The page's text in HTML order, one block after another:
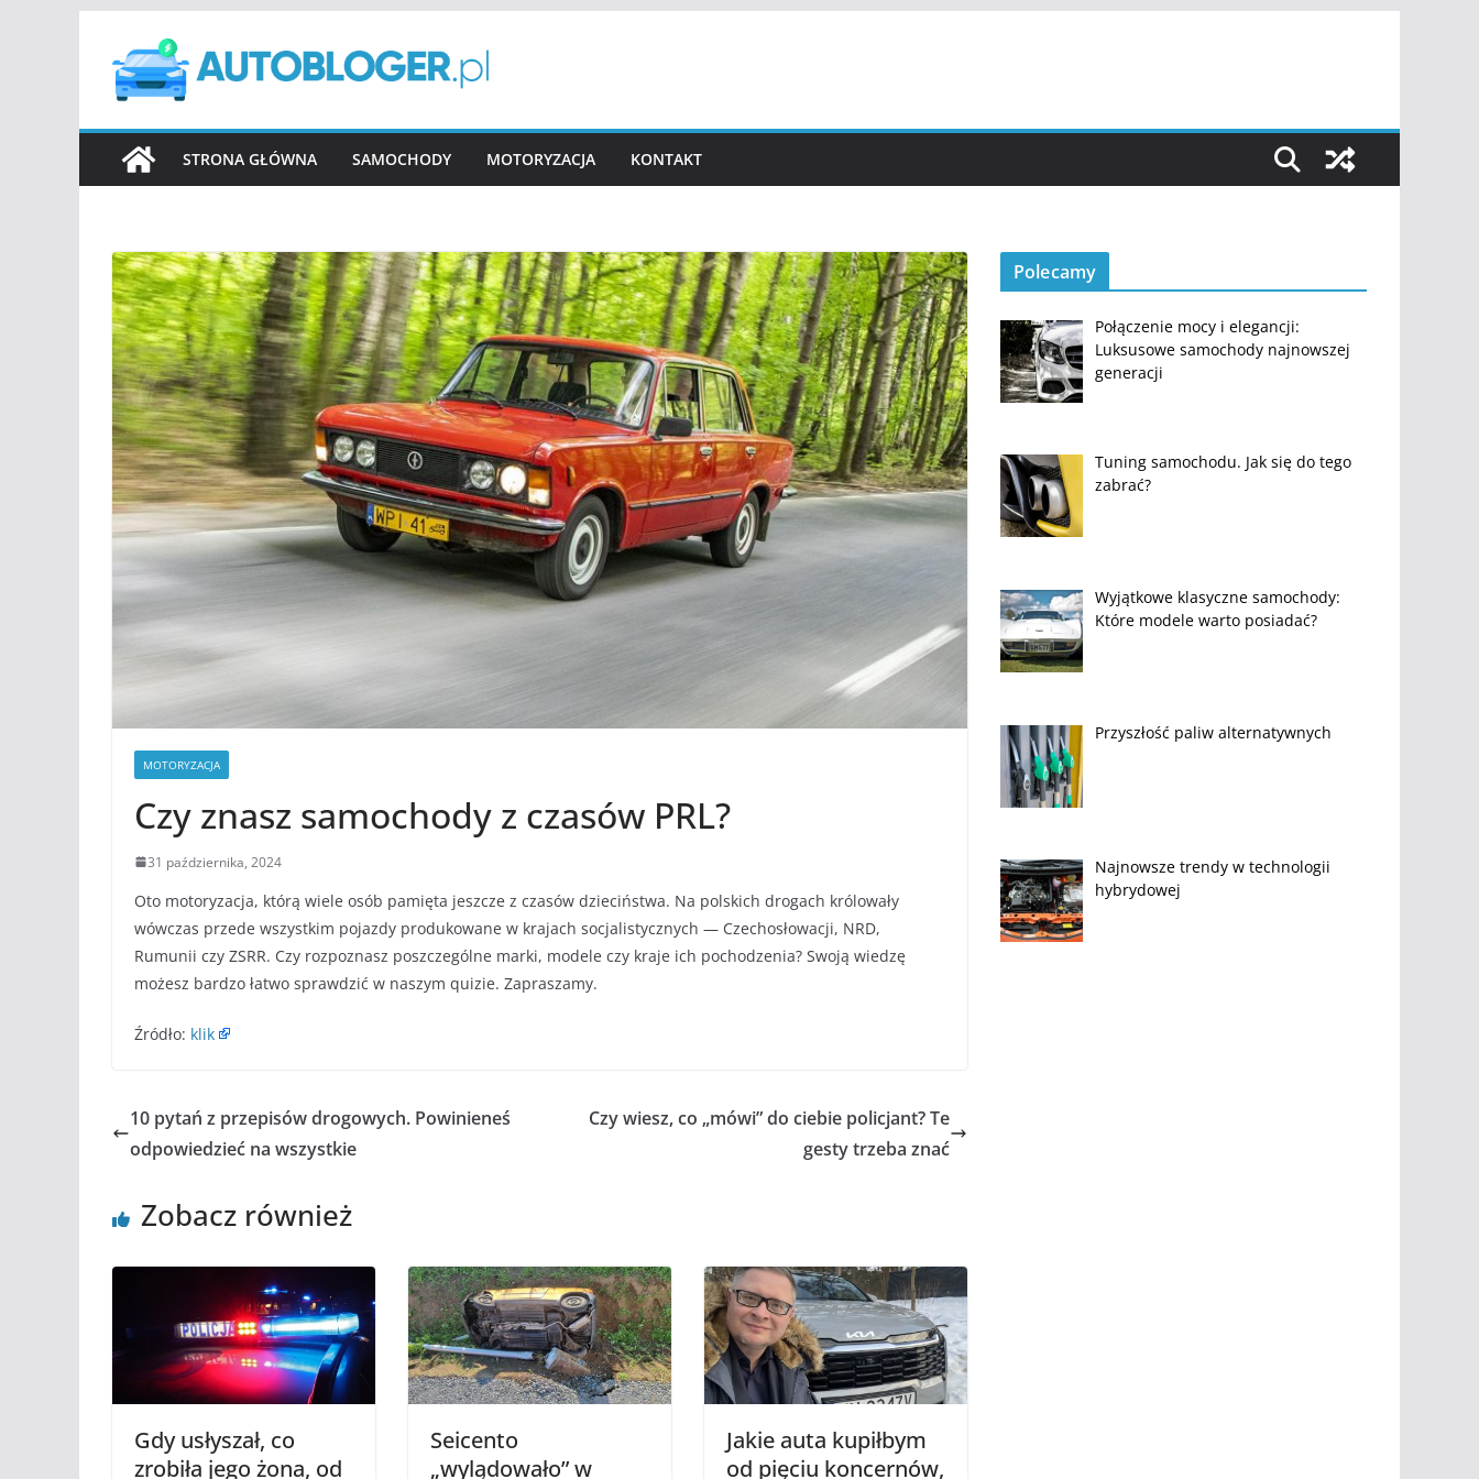
treści
STRONA GŁÓWNA SAMOCHODY MOTORYZACJA KONTAKT
MOTORYZACJA
Czy znasz samochody z czasów PRL?
31 października, 2024
Oto motoryzacja, którą wiele osób pamięta jeszcze z czasów dzieciństwa. Na polskich drogach królowały
wówczas przede wszystkim pojazdy produkowane w krajach socjalistycznych — Czechosłowacji, NRD,
Rumunii czy ZSRR. Czy rozpoznasz poszczególne marki, modele czy kraje ich pochodzenia? Swoją wiedzę
możesz bardzo łatwo sprawdzić w naszym quizie. Zapraszamy.
Źródło: klik
10 pytań z przepisów drogowych. Powinieneś
odpowiedzieć na wszystkie
Czy wiesz, co „mówi” do ciebie policjant? Te
gesty trzeba znać
Zobacz również
Gdy usłyszał, co
zrobiła jego żona, od
Seicento
„wylądowało” w
Jakie auta kupiłbym
od pięciu koncernów,
Polecamy
Połączenie mocy i elegancji:
Luksusowe samochody najnowszej
generacji
Tuning samochodu. Jak się do tego
zabrać?
Wyjątkowe klasyczne samochody:
Które modele warto posiadać?
Przyszłość paliw alternatywnych
Najnowsze trendy w technologii
hybrydowej